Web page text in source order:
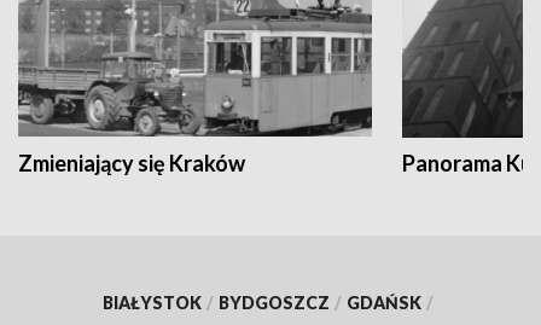
Zmieniający się Kraków Panorama
BIAŁYSTOK / BYDGOSZCZ / GDAŃSK /